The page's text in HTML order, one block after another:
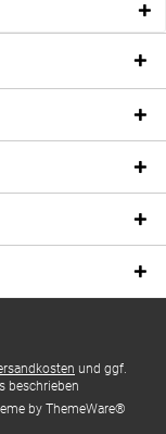
und ggf.
beschrieben
by ThemeWare®